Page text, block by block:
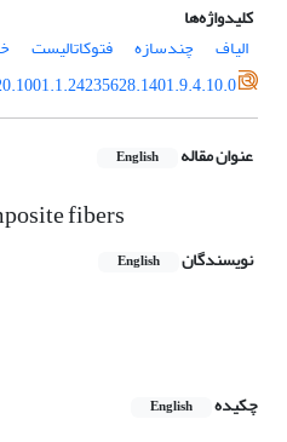
کلیدواژه‌ها
الیاف
چندسازه فتوکاتالیست
عنوان مقاله English
fibers
نویسندگان English
چکیده
English